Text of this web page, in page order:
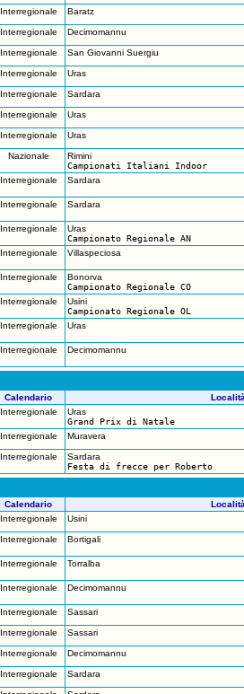
Interregionale Baratz
Interregionale Decimomannu
Interregionale San Giovanni Suergiu
Interregionale Uras
Interregionale Sardara
Interregionale Uras
Interregionale Uras
Nazionale
Rimini
Campionati Italiani Indoor
Interregionale Sardara
Interregionale Sardara
Interregionale
Uras
Campionato Regionale AN
Interregionale Villaspeciosa
Interregionale
Bonorva
Campionato Regionale CO
Interregionale
Usini
Campionato Regionale OL
Interregionale Uras
Interregionale Decimomannu
Calendario
Interregionale
Uras
Grand Prix di Natale
Interregionale Muravera
Interregionale
Sardara
Festa di frecce per Roberto
Calendario
Interregionale Usini
Interregionale Bortigali
Interregionale Torralba
Interregionale Decimomannu
Interregionale Sassari
Interregionale Sassari
Interregionale Decimomannu
Interregionale Sardara